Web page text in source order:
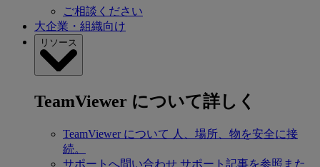
ご相談ください
大企業・組織向け
リソース
TeamViewer について詳しく
TeamViewer について 人、場所、物を安全に接
続。
サポートへ問い合わせ サポート記事を参照また